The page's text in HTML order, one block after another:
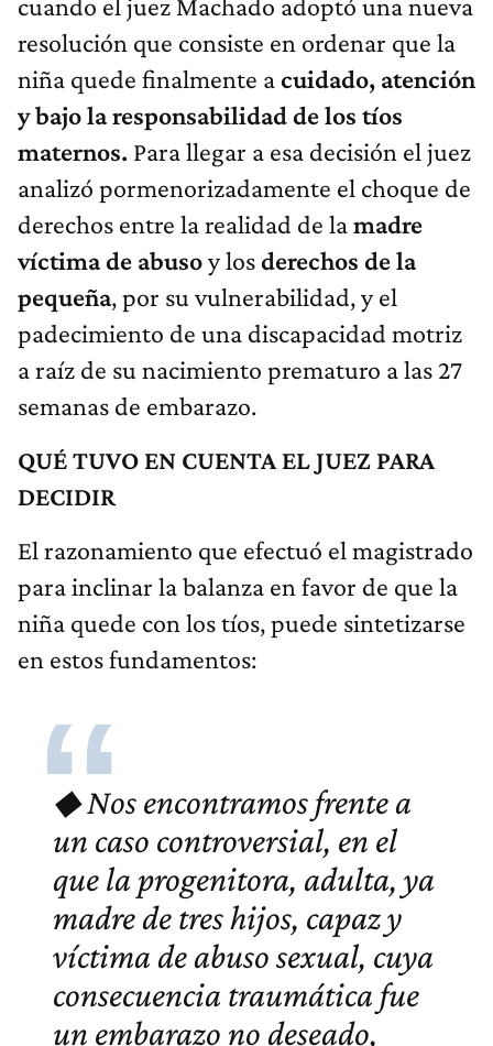
cuando el juez Machado adoptó una nueva
resolución que consiste en ordenar que la
niña quede finalmente acuidado, atención
y bajo la responsabilidad de los tíos
maternos. Para llegar a esa decisión el juez
analizó pormenorizadamente el choque de
derechos entre la realidad de lamadre
víctima de abusoy losderechos de la
pequeña, por su vulnerabilidad, y el
padecimiento de una discapacidad motriz
a raíz de su nacimiento prematuro a las 27
semanas de embarazo.
QUÉ TUVO EN CUENTA EL JUEZ PARA
DECIDIR
El razonamiento que efectuó el magistrado
para inclinar la balanza en favor de que la
niña quede con los tíos, puede sintetizarse
en estos fundamentos:
◆ Nos encontramos frente a
un caso controversial, en el
que la progenitora, adulta, ya
madre de tres hijos, capaz y
víctima de abuso sexual, cuya
consecuencia traumática fue
un embarazo no deseado,